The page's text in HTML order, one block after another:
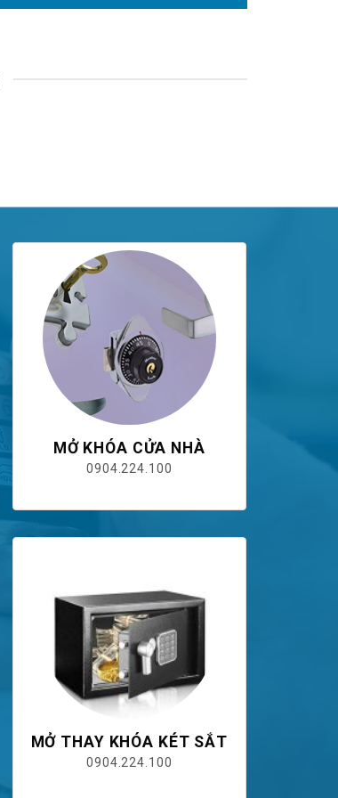
MỞ KHÓA CỬA NHÀ
0904.224.100
MỞ THAY KHÓA KÉT SẮT
0904.224.100